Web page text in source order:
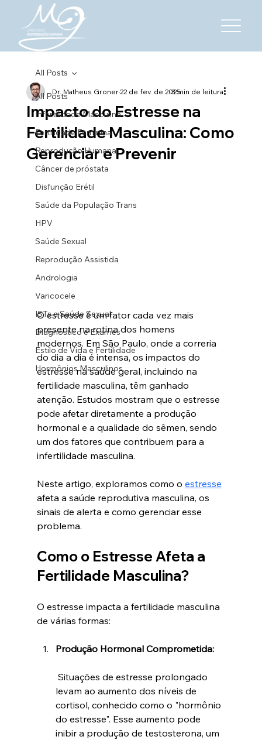
All Posts
Infertilidade Masculina
Fertilidade Feminina
Reprodução Humana
Câncer de próstata
Disfunção Erétil
Saúde da População Trans
HPV
Saúde Sexual
Reprodução Assistida
Andrologia
Varicocele
ISTs e Saúde Sexual
Diagnóstico e Exames
Estilo de Vida e Fertilidade
Hormônios Masculinos
All Posts
Impacto do Estresse na
Fertilidade Masculina: Como
Gerenciar e Prevenir
Dr. Matheus Groner22 de fev. de 20253 min de leitura
O estresse é um fator cada vez mais
presente na rotina dos homens
modernos. Em São Paulo, onde a correria
do dia a dia é intensa, os impactos do
estresse na saúde geral, incluindo na
fertilidade masculina, têm ganhado
atenção. Estudos mostram que o estresse
pode afetar diretamente a produção
hormonal e a qualidade do sêmen, sendo
um dos fatores que contribuem para a
infertilidade masculina.
Neste artigo, exploramos como o estresse
afeta a saúde reprodutiva masculina, os
sinais de alerta e como gerenciar esse
problema.
Como o Estresse Afeta a
Fertilidade Masculina?
O estresse impacta a fertilidade masculina
de várias formas:
Produção Hormonal Comprometida:
levam ao aumento dos níveis de
cortisol, conhecido como o "hormônio
do estresse". Esse aumento pode
inibir a produção de testosterona, um